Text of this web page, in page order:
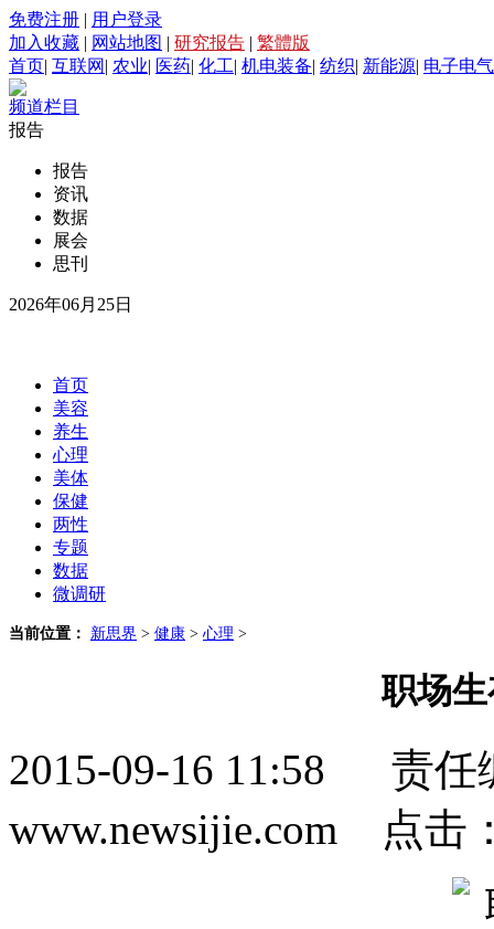
免费注册 | 用户登录
加入收藏 | 网站地图 | 研究报告 | 繁體版
首页| 互联网 | 农业| 医药| 化工| 机电装备| 纺织| 新能源| 电子电气
频道栏目
报告
报告
资讯
数据
展会
思刊
2026年06月25日
首页
美容
养生
心理
美体
保健
两性
专题
数据
微调研
当前位置： 新思界 > 健康 > 心理 >
职场
2015-09-16 11:58 责
www.newsijie.com 点击